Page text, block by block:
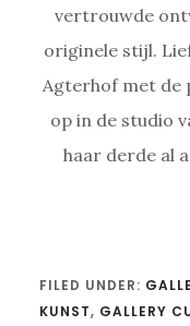
vertrouwde
originele stijl.
Agterhof met de
op in de studio
haar derde al
FILED UNDER:
KUNST, GALLERY